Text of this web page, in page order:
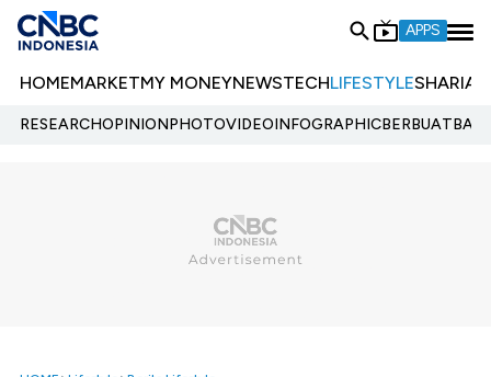
APPS
HOMEMARKETMY MONEYNEWSTECHLIFESTYLESHARIA
RESEARCHOPINIONPHOTOVIDEOINFOGRAPHIC